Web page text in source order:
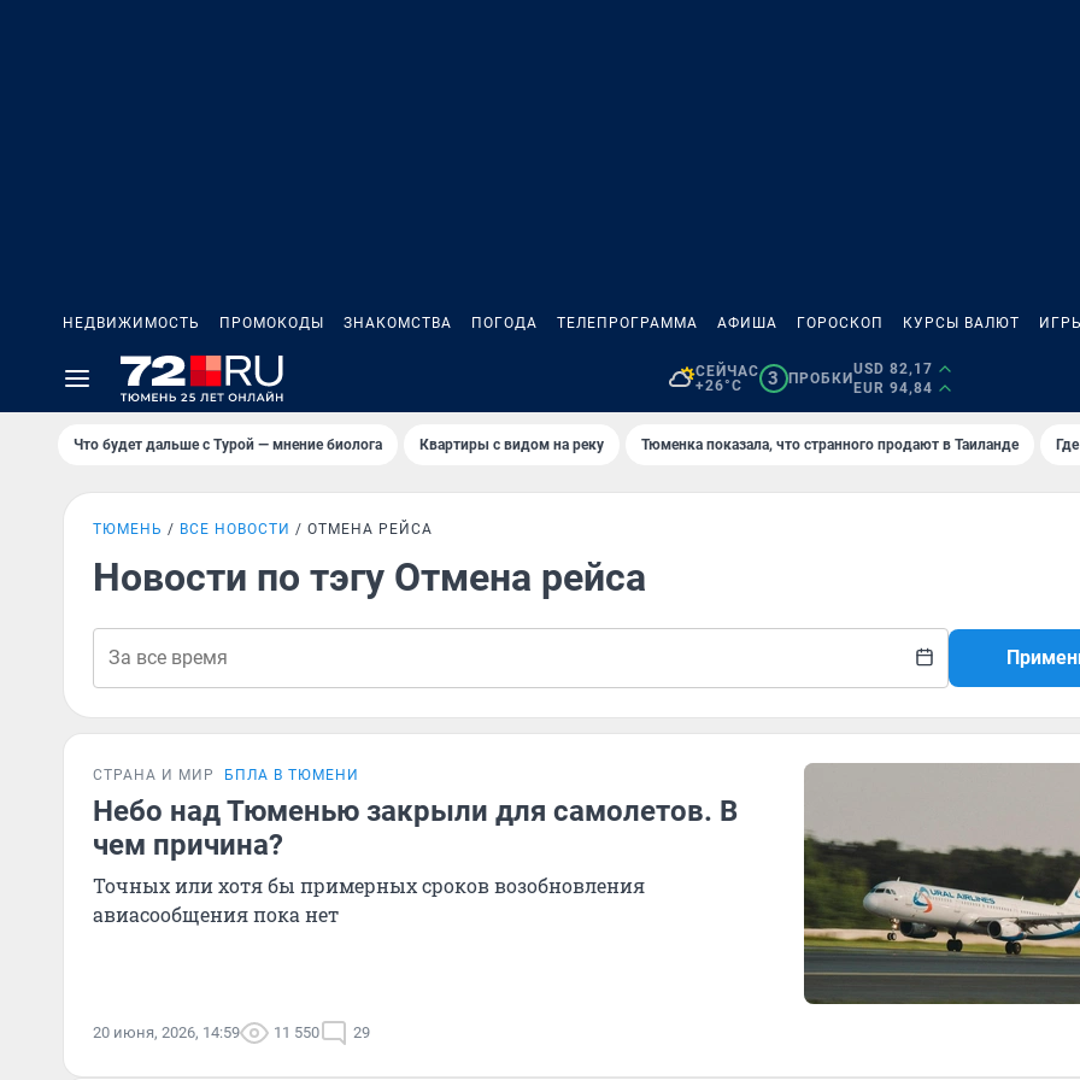
НЕДВИЖИМОСТЬ ПРОМОКОДЫ ЗНАКОМСТВА ПОГОДА ТЕЛЕПРОГРАММА АФИША ГОРОСКОП КУРСЫ ВАЛЮТ
СЕЙЧАС
+26°C
3 ПРОБКИ
USD 82,17
EUR 94,84
Что будет дальше с Турой — мнение биолога Квартиры с видом на реку Тюменка показала, что странного продают в Таиланде
ТЮМЕНЬ ВСЕ НОВОСТИ ОТМЕНА РЕЙСА
Новости по тэгу Отмена рейса
СТРАНА И МИР БПЛА В ТЮМЕНИ
Небо над Тюменью закрыли для самолетов. В
чем причина?
Точных или хотя бы примерных сроков возобновления
авиасообщения пока нет
20 июня, 2026, 14:59 11 550 29